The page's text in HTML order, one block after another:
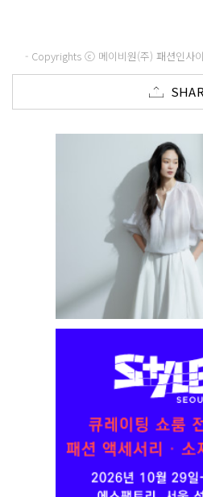
- Copyrights ⓒ 메이비원(주) 패션인사